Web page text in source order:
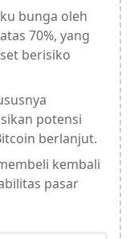
bunga oleh
70%, yang
berisiko
potensi
berlanjut.
kembali
pasar